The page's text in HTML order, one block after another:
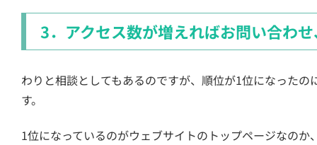
3．アクセス数が増えればお問い合わ
わりと相談としてもあるのですが、順位が1位になった
す。
1位になっているのがウェブサイトのトップページなの